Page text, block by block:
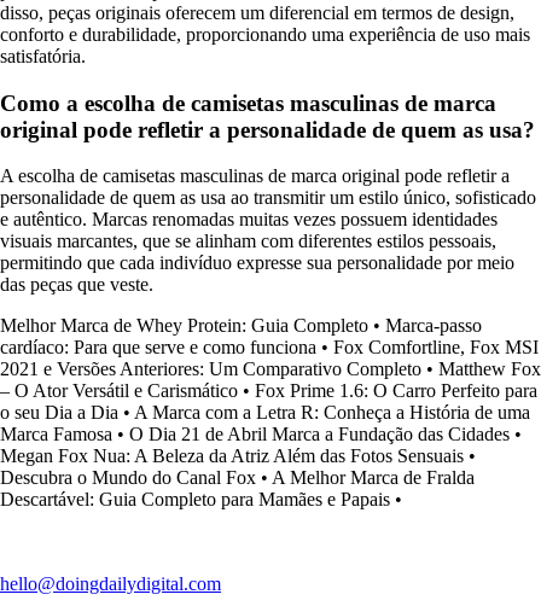
disso, peças originais oferecem um diferencial em termos de design,
conforto e durabilidade, proporcionando uma experiência de uso mais
satisfatória.
Como a escolha de camisetas masculinas de marca
original pode refletir a personalidade de quem as usa?
A escolha de camisetas masculinas de marca original pode refletir a
personalidade de quem as usa ao transmitir um estilo único, sofisticado
e autêntico. Marcas renomadas muitas vezes possuem identidades
visuais marcantes, que se alinham com diferentes estilos pessoais,
permitindo que cada indivíduo expresse sua personalidade por meio
das peças que veste.
Melhor Marca de Whey Protein: Guia Completo • Marca-passo
cardíaco: Para que serve e como funciona • Fox Comfortline, Fox MSI
2021 e Versões Anteriores: Um Comparativo Completo • Matthew Fox
– O Ator Versátil e Carismático • Fox Prime 1.6: O Carro Perfeito para
o seu Dia a Dia • A Marca com a Letra R: Conheça a História de uma
Marca Famosa • O Dia 21 de Abril Marca a Fundação das Cidades •
Megan Fox Nua: A Beleza da Atriz Além das Fotos Sensuais •
Descubra o Mundo do Canal Fox • A Melhor Marca de Fralda
Descartável: Guia Completo para Mamães e Papais •
hello@doingdailydigital.com